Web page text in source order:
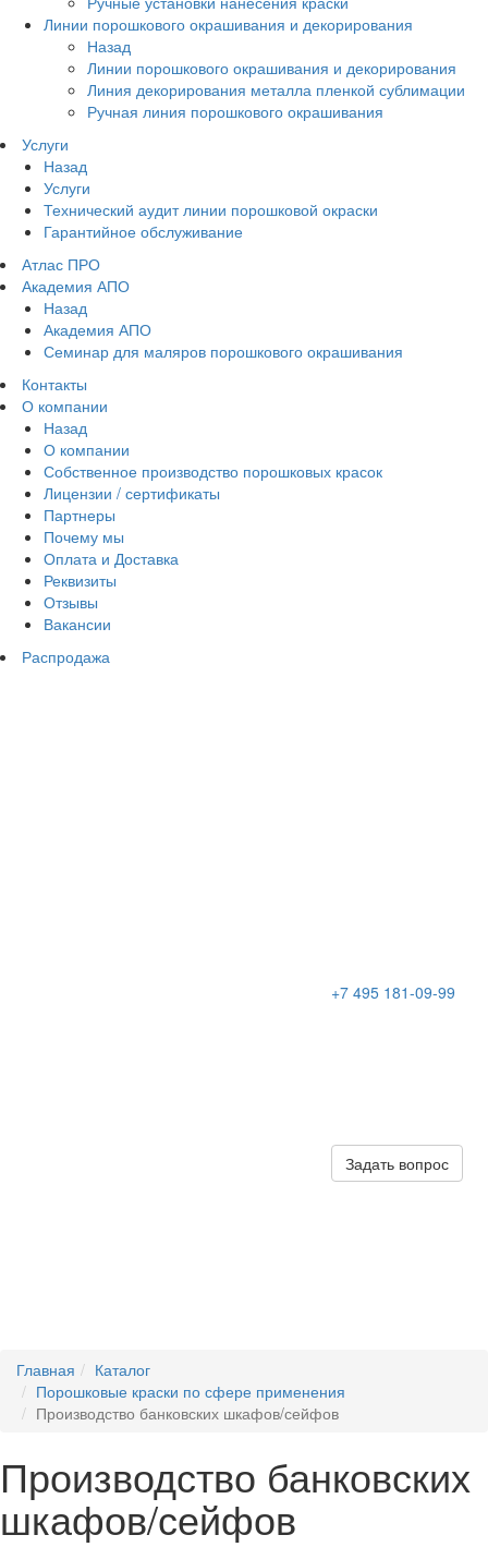
Линии порошкового окрашивания и декорирования
Назад
Линии порошкового окрашивания и декорирования
Линия декорирования металла пленкой сублимации
Ручная линия порошкового окрашивания
Услуги
Назад
Услуги
Технический аудит линии порошковой окраски
Гарантийное обслуживание
Атлас ПРО
Академия АПО
Назад
Академия АПО
Семинар для маляров порошкового окрашивания
Контакты
О компании
Назад
О компании
Собственное производство порошковых красок
Лицензии / сертификаты
Партнеры
Почему мы
Оплата и Доставка
Реквизиты
Отзывы
Вакансии
Распродажа
+7 495 181-09-99
Задать вопрос
Главная
Каталог
Порошковые краски по сфере применения
Производство банковских шкафов/сейфов
Производство банковских
шкафов/сейфов